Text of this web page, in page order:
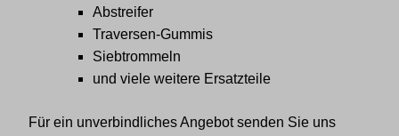
Abstreifer
Traversen-Gummis
Siebtrommeln
und viele weitere Ersatzteile
Für ein unverbindliches Angebot senden Sie uns